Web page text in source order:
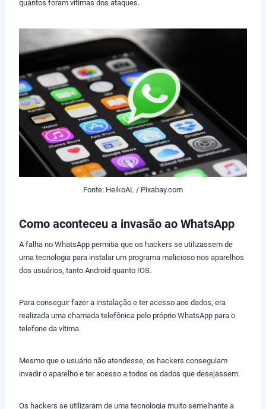
quantos foram vítimas dos ataques.
Fonte: HeikoAL / Pixabay.com
Como aconteceu a invasão ao WhatsApp
A falha no WhatsApp permitia que os hackers se utilizassem de
uma tecnologia para instalar um programa malicioso nos aparelhos
dos usuários, tanto Android quanto IOS.
Para conseguir fazer a instalação e ter acesso aos dados, era
realizada uma chamada telefônica pelo próprio WhatsApp para o
telefone da vítima.
Mesmo que o usuário não atendesse, os hackers conseguiam
invadir o aparelho e ter acesso a todos os dados que desejassem.
Os hackers se utilizaram de uma tecnologia muito semelhante a